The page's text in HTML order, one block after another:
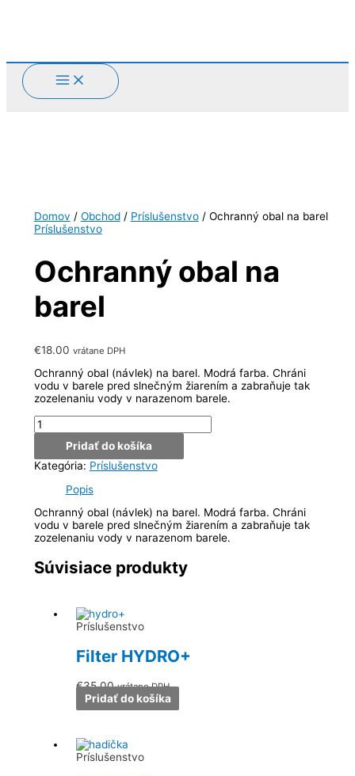
Domov / Obchod/ Príslušenstvo/ Ochranný obal na barel
Príslušenstvo
Ochranný obal na
barel
€18.00 vrátane DPH
Ochranný obal (návlek) na barel. Modrá farba. Chráni
vodu v barele pred slnečným žiarením a zabraňuje tak
zozelenaniu vody v narazenom barele.
množstvo
Ochranný
na
barel
Pridať do košíka
Kategória: Príslušenstvo
Popis
Ochranný obal (návlek) na barel. Modrá farba. Chráni
vodu v barele pred slnečným žiarením a zabraňuje tak
zozelenaniu vody v narazenom barele.
Súvisiace produkty
Príslušenstvo
Filter HYDRO+
€35.00 vrátane DPH
Pridať do košíka
Príslušenstvo